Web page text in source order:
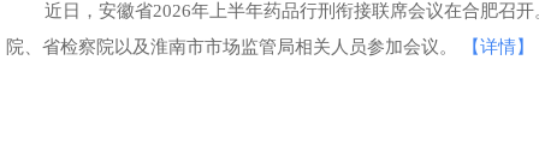
近日，安徽省2026年上半年药品行刑衔接联席会议在合肥召
院、省检察院以及淮南市市场监管局相关人员参加会议。
【详情】